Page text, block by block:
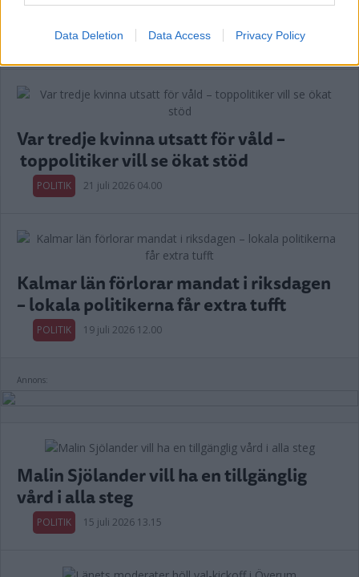
Data Deletion Data Access Privacy Policy
Var tredje kvinna utsatt för våld –
toppolitiker vill se ökat stöd
POLITIK 21 juli 2026 04.00
Kalmar län förlorar mandat i riksdagen
– lokala politikerna får extra tufft
POLITIK 19 juli 2026 12.00
Annons:
Malin Sjölander vill ha en tillgänglig
vård i alla steg
POLITIK 15 juli 2026 13.15